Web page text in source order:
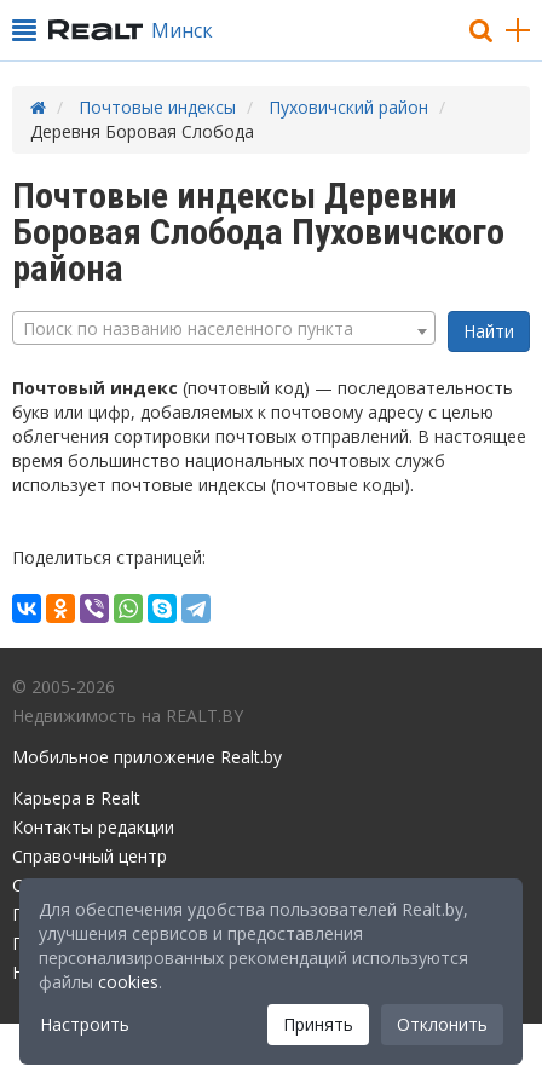
Для обеспечения удобства пользователей Realt.by,
улучшения сервисов и предоставления
персонализированных рекомендаций используются
файлы cookies.
Настроить
Принять Отклонить
Минск
Почтовые индексы
Пуховичский район
Деревня Боровая Слобода
Почтовые индексы Деревни
Боровая Слобода Пуховичского
района
Поиск по названию населенного пункта
Почтовый индекс (почтовый код) — последовательность
букв или цифр, добавляемых к почтовому адресу с целью
облегчения сортировки почтовых отправлений. В настоящее
время большинство национальных почтовых служб
использует почтовые индексы (почтовые коды).
Поделиться страницей:
© 2005-2026
Недвижимость на REALT.BY
Мобильное приложение Realt.by
Карьера в Realt
Контакты редакции
Справочный центр
Служба поддержки
Прейскурант
Правовые документы
Настройка файлов cookies